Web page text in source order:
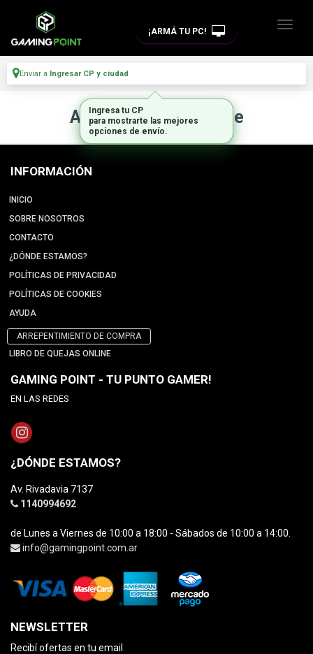
¡ARMÁ TU PC!
Enviar a Ingresar CP y ciudad
Artículo no disponible
INFORMACIÓN
INICIO
SOBRE NOSOTROS
CONTACTO
¿DÓNDE ESTAMOS?
POLÍTICAS DE PRIVACIDAD
POLÍTICAS DE COOKIES
AYUDA
ARREPENTIMIENTO DE COMPRA
LIBRO DE QUEJAS ONLINE
GAMING POINT - TU PUNTO GAMER!
EN LAS REDES
¿DÓNDE ESTAMOS?
Av. Rivadavia 7137
1140994692
de Lunes a Viernes de 10:00 a 18:00 - Sábados de 10:00 a 14:00.
info@gamingpoint.com.ar
NEWSLETTER
Recibí ofertas en tu email
Ingresa tu CP
para mostrarte las mejores
opciones de envío.